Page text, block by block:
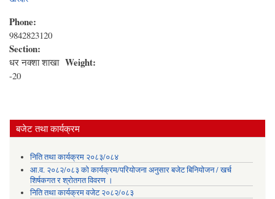
Phone:
9842823120
Section:
धर नक्शा शाखा Weight:
-20
बजेट तथा कार्यक्रम
निति तथा कार्यक्रम २०८३/०८४
आ.व. २०८२/०८३ को कार्यक्रम/परियोजना अनुसार बजेट बिनियोजन / खर्च
शिर्षकगत र श्रोतगत विवरण ।
निति तथा कार्यक्रम वजेट २०८२/०८३